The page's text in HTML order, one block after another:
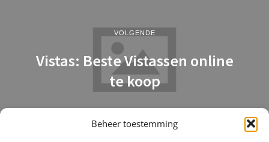
Beheer toestemming
VOLGENDE
Vistas: Beste Vistassen online
te koop